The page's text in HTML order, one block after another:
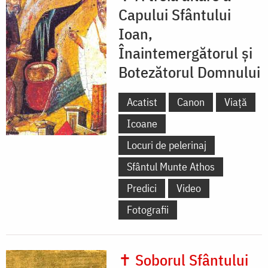
Capului Sfântului
Ioan,
Înaintemergătorul și
Botezătorul Domnului
Acatist Canon
Viață
Icoane
Locuri de pelerinaj
Sfântul Munte Athos
Predici
Video
Fotografii
✝ Soborul Sfântului